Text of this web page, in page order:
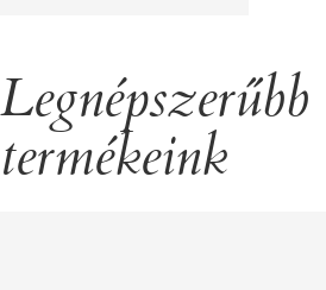
Legnépszerűbb
termékeink